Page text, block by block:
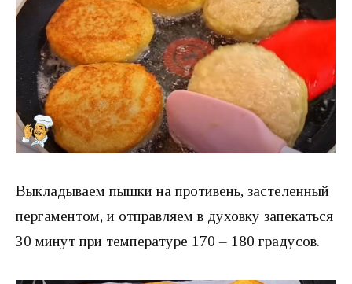
Выкладываем пышки на противень, застеленный
пергаментом, и отправляем в духовку запекаться
30 минут при температуре 170 – 180 градусов.